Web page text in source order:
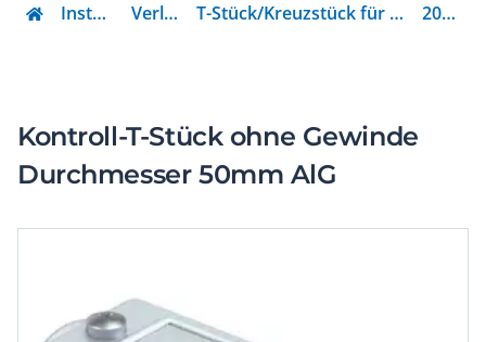
Installation Verlegung T-Stück/Kreuzstück für Installationsrohr 2047593
Kontroll-T-Stück ohne Gewinde
Durchmesser 50mm AlG